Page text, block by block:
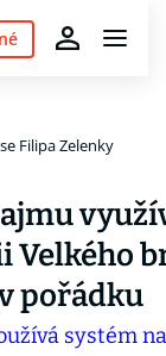
Filipa Zelenky
Velkého
pořádku